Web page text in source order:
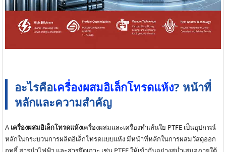
อะไรคือเครื่องผสมอิเล็กโทรดแห้ง? หน้าที่
หลักและความสำคัญ
Aเครื่องผสมอิเล็กโทรดแห้งเครื่องผสมและเครื่องทำเส้นใย PTFE เป็นอุปกรณ์
หลักในกระบวนการผลิตอิเล็กโทรดแบบแห้ง มีหน้าที่หลักในการผสมวัสดุออก